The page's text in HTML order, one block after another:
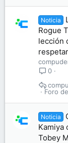
Noticia
Rogue
lección
0
Foro
Noticia
Kamiya
Tobey